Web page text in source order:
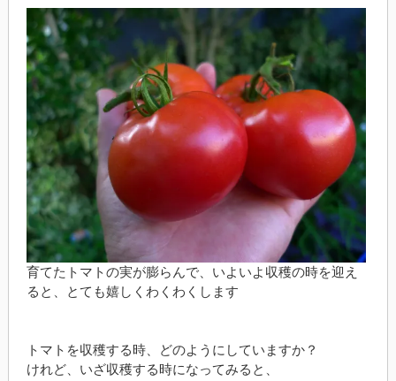
育てたトマトの実が膨らんで、いよいよ収穫の時を迎え
ると、とても嬉しくわくわくします
トマトを収穫する時、どのようにしていますか？
けれど、いざ収穫する時になってみると、